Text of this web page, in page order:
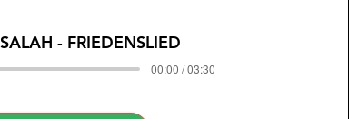
- FRIEDENSLIED
00:00 / 03:30